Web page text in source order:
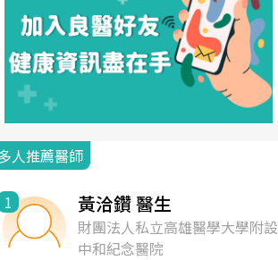
人推薦醫師
1 黃洽鑽 醫生
財團法人私立高雄醫學大學附設
中和紀念醫院